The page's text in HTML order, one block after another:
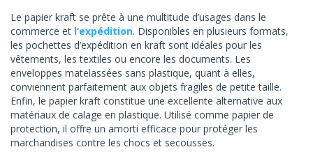
Le papier kraft se prête à une multitude d’usages dans le
commerce et l’expédition. Disponibles en plusieurs formats,
les pochettes d’expédition en kraft sont idéales pour les
vêtements, les textiles ou encore les documents. Les
enveloppes matelassées sans plastique, quant à elles,
conviennent parfaitement aux objets fragiles de petite taille.
Enfin, le papier kraft constitue une excellente alternative aux
matériaux de calage en plastique. Utilisé comme papier de
protection, il offre un amorti efficace pour protéger les
marchandises contre les chocs et secousses.